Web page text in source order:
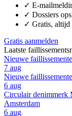
✓ E-
✓ Dossiers
✓ Gratis, altijd
Gratis aanmelden
Laatste
Nieuwe
7 aug
Nieuwe
6 aug
Circulair denimmerk
Amsterdam
6 aug